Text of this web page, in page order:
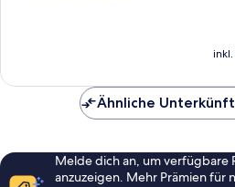
Ähnliche
Melde dich an, um verfügbare
anzuzeigen. Mehr Prämien für